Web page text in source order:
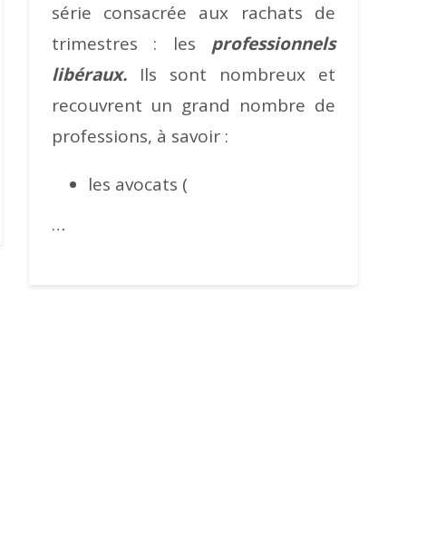
série consacrée aux rachats de
trimestres : les professionnels
libéraux.Ils sont nombreux et
recouvrent un grand nombre de
professions, à savoir :
les avocats (
…